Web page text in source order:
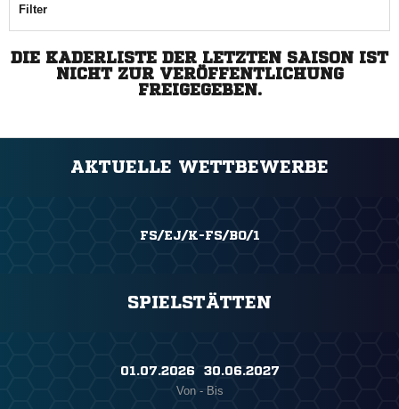
Filter
DIE KADERLISTE DER LETZTEN SAISON IST
NICHT ZUR VERÖFFENTLICHUNG
FREIGEGEBEN.
AKTUELLE WETTBEWERBE
FS/EJ/K-FS/BO/1
SPIELSTÄTTEN
01.07.2026 ​ 30.06.2027
Von - Bis